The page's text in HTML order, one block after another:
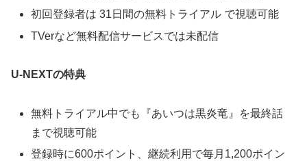
初回登録者は 31日間の無料トライアル で視聴可能
TVerなど無料配信サービスでは未配信
U-NEXTの特典
無料トライアル中でも『あいつは黒炎竜』を最終話
まで視聴可能
登録時に600ポイント、継続利用で毎月1,200ポイン